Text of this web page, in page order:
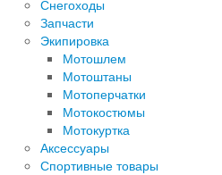
Снегоходы
Запчасти
Экипировка
Мотошлем
Мотоштаны
Мотоперчатки
Мотокостюмы
Мотокуртка
Аксессуары
Спортивные товары